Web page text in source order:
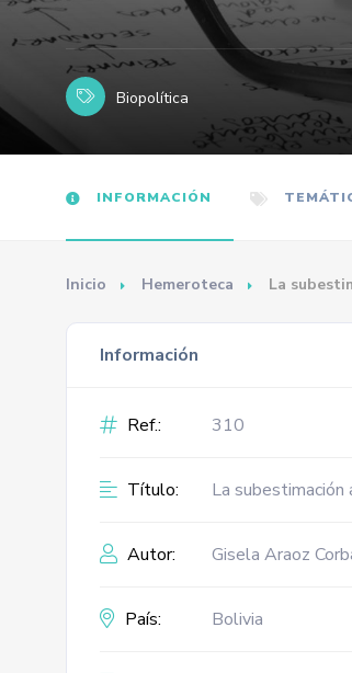
Biopolítica
INFORMACIÓN
Inicio Hemeroteca La
Información
Ref.: 310
Título: La subestimación
Autor: Gisela Araoz
País: Bolivia